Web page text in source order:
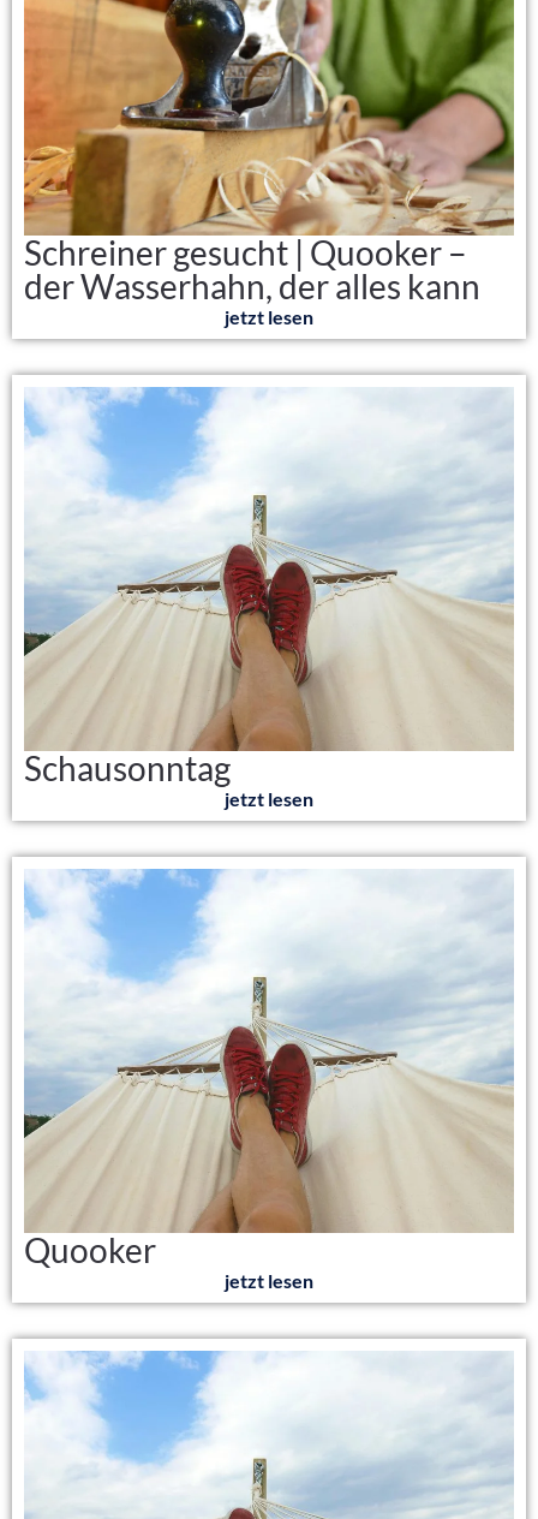
Schreiner gesucht | Quooker –
der Wasserhahn, der alles kann
jetzt lesen
Schausonntag
jetzt lesen
Quooker
jetzt lesen